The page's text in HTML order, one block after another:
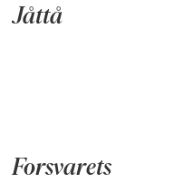
Jåttå
Forsvarets